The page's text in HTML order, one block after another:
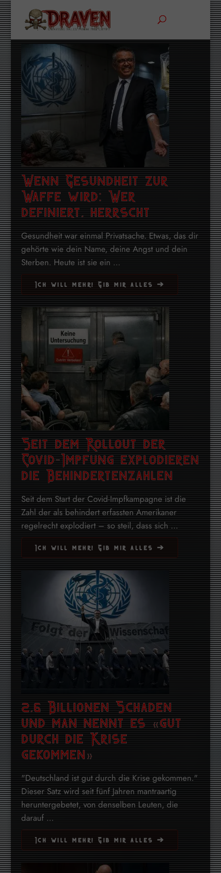
Wenn Gesundheit zur
Waffe wird: Wer
definiert, herrscht
Gesundheit war einmal Privatsache. Etwas, das dir
gehörte wie dein Name, deine Angst und dein
Sterben. Heute ist sie ein ...
Ich will mehr! Gib mir alles ➔
Seit dem Rollout der
Covid-Impfung explodieren
die Behindertenzahlen
Seit dem Start der Covid-Impfkampagne ist die
Zahl der als behindert erfassten Amerikaner
regelrecht explodiert – so steil, dass sich ...
Ich will mehr! Gib mir alles ➔
2,6 Billionen Schaden
und man nennt es «gut
durch die Krise
gekommen»
"Deutschland ist gut durch die Krise gekommen."
Dieser Satz wird seit fünf Jahren mantraartig
heruntergebetet, von denselben Leuten, die
darauf ...
Ich will mehr! Gib mir alles ➔